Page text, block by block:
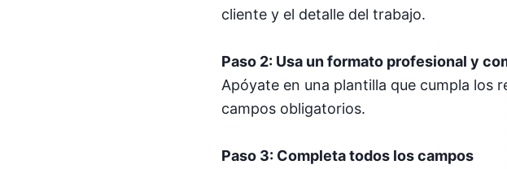
cliente y el detalle del trabajo.
Paso 2: Usa un formato profesional y
Apóyate en una plantilla que cumpla los
campos obligatorios.
Paso 3: Completa todos los campos